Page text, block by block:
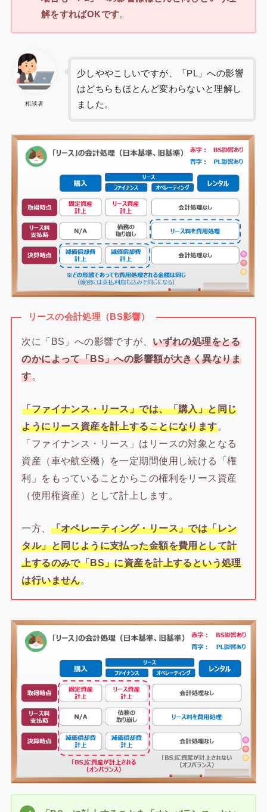
解をすればOKです。
相談者
少しややこしいですが、「PL」への影響
はどちらもほとんど変わらないと理解し
ました。
リースの会計処理（BS影響）
次に「BS」への影響ですが、いずれの処理をとる
のかによって「BS」への影響額が大きく異なりま
す。
「ファイナンス・リース」では、「購入」と同じ
ようにリース資産を計上することになります。
「ファイナンス・リース」はリースの対象となる
資産（車や航空機）を一定期間使用し続ける「権
利」をもっていることからこの権利をリース資産
（使用権資産）として計上します。
一方、 「オペレーティング・リース」では「レン
タル」と同じように支払った金額を費用として計
上するのみで「BS」に資産を計上するという処理
は行いません。